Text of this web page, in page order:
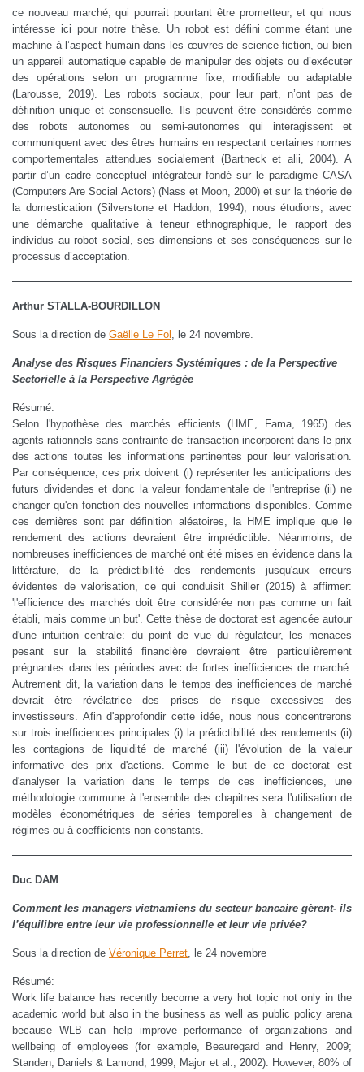
ce nouveau marché, qui pourrait pourtant être prometteur, et qui nous
intéresse ici pour notre thèse. Un robot est défini comme étant une
machine à l’aspect humain dans les œuvres de science-fiction, ou bien
un appareil automatique capable de manipuler des objets ou d’exécuter
des opérations selon un programme fixe, modifiable ou adaptable
(Larousse, 2019). Les robots sociaux, pour leur part, n’ont pas de
définition unique et consensuelle. Ils peuvent être considérés comme
des robots autonomes ou semi-autonomes qui interagissent et
communiquent avec des êtres humains en respectant certaines normes
comportementales attendues socialement (Bartneck et alii, 2004). A
partir d’un cadre conceptuel intégrateur fondé sur le paradigme CASA
(Computers Are Social Actors) (Nass et Moon, 2000) et sur la théorie de
la domestication (Silverstone et Haddon, 1994), nous étudions, avec
une démarche qualitative à teneur ethnographique, le rapport des
individus au robot social, ses dimensions et ses conséquences sur le
processus d’acceptation.
Arthur STALLA-BOURDILLON
Sous la direction de Gaëlle Le Fol , le 24 novembre.
Analyse des Risques Financiers Systémiques : de la Perspective
Sectorielle à la Perspective Agrégée
Résumé:
Selon l'hypothèse des marchés efficients (HME, Fama, 1965) des
agents rationnels sans contrainte de transaction incorporent dans le prix
des actions toutes les informations pertinentes pour leur valorisation.
Par conséquence, ces prix doivent (i) représenter les anticipations des
futurs dividendes et donc la valeur fondamentale de l'entreprise (ii) ne
changer qu'en fonction des nouvelles informations disponibles. Comme
ces dernières sont par définition aléatoires, la HME implique que le
rendement des actions devraient être imprédictible. Néanmoins, de
nombreuses inefficiences de marché ont été mises en évidence dans la
littérature, de la prédictibilité des rendements jusqu'aux erreurs
évidentes de valorisation, ce qui conduisit Shiller (2015) à affirmer:
'l'efficience des marchés doit être considérée non pas comme un fait
établi, mais comme un but'. Cette thèse de doctorat est agencée autour
d'une intuition centrale: du point de vue du régulateur, les menaces
pesant sur la stabilité financière devraient être particulièrement
prégnantes dans les périodes avec de fortes inefficiences de marché.
Autrement dit, la variation dans le temps des inefficiences de marché
devrait être révélatrice des prises de risque excessives des
investisseurs. Afin d'approfondir cette idée, nous nous concentrerons
sur trois inefficiences principales (i) la prédictibilité des rendements (ii)
les contagions de liquidité de marché (iii) l'évolution de la valeur
informative des prix d'actions. Comme le but de ce doctorat est
d'analyser la variation dans le temps de ces inefficiences, une
méthodologie commune à l'ensemble des chapitres sera l'utilisation de
modèles économétriques de séries temporelles à changement de
régimes ou à coefficients non-constants.
Duc DAM
Comment les managers vietnamiens du secteur bancaire gèrent- ils
l’équilibre entre leur vie professionnelle et leur vie privée?
Sous la direction de Véronique Perret, le 24 novembre
Résumé:
Work life balance has recently become a very hot topic not only in the
academic world but also in the business as well as public policy arena
because WLB can help improve performance of organizations and
wellbeing of employees (for example, Beauregard and Henry, 2009;
Standen, Daniels & Lamond, 1999; Major et al., 2002). However, 80% of